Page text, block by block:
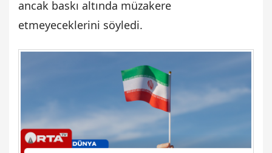
ancak baskı altında müzakere
etmeyeceklerini söyledi.